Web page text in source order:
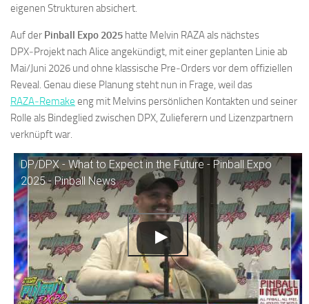
eigenen Strukturen absichert.
Auf der Pinball Expo 2025 hatte Melvin RAZA als nächstes
DPX‑Projekt nach Alice angekündigt, mit einer geplanten Linie ab
Mai/Juni 2026 und ohne klassische Pre‑Orders vor dem offiziellen
Reveal. Genau diese Planung steht nun in Frage, weil das
RAZA‑Remake eng mit Melvins persönlichen Kontakten und seiner
Rolle als Bindeglied zwischen DPX, Zulieferern und Lizenzpartnern
verknüpft war.
DP/DPX - What to Expect in the Future - Pinball Expo
2025 - Pinball News